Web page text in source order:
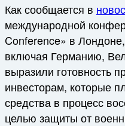
Как сообщается в
международной
Conference» в
включая Германию,
выразили готовность
инвесторам, которые
средства в процесс
целью защиты от